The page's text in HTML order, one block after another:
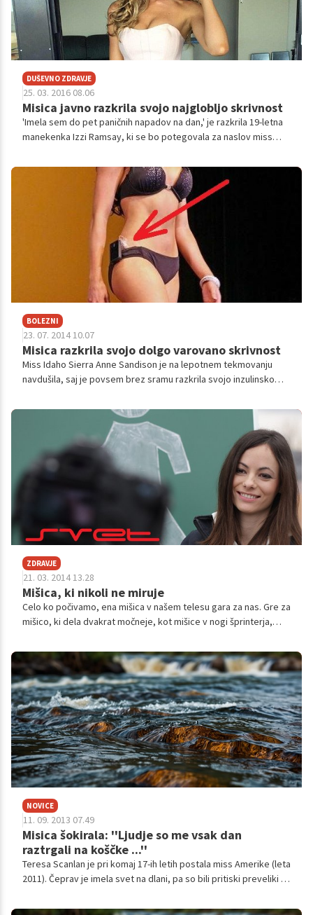
DUŠEVNO ZDRAVJE
25. 03. 2016 08.06
Misica javno razkrila svojo najglobljo skrivnost
'Imela sem do pet paničnih napadov na dan,' je razkrila 19-letna
manekenka Izzi Ramsay, ki se bo potegovala za naslov miss
spopadala s hudo depresijo in anksioznostjo. S pomočjo družine
in psihologa je le našla izhod iz pekla.
BOLEZNI
23. 07. 2014 10.07
Misica razkrila svojo dolgo varovano skrivnost
Miss Idaho Sierra Anne Sandison je na lepotnem tekmovanju
navdušila, saj je povsem brez sramu razkrila svojo inzulinsko
boleznijo.
ZDRAVJE
21. 03. 2014 13.28
Mišica, ki nikoli ne miruje
Celo ko počivamo, ena mišica v našem telesu gara za nas. Gre za
mišico, ki dela dvakrat močneje, kot mišice v nogi šprinterja,
NOVICE
11. 09. 2013 07.49
Misica šokirala: ''Ljudje so me vsak dan
raztrgali na koščke ...''
Teresa Scanlan je pri komaj 17-ih letih postala miss Amerike (leta
2011). Čeprav je imela svet na dlani, pa so bili pritiski preveliki in
da si vzame življenje.